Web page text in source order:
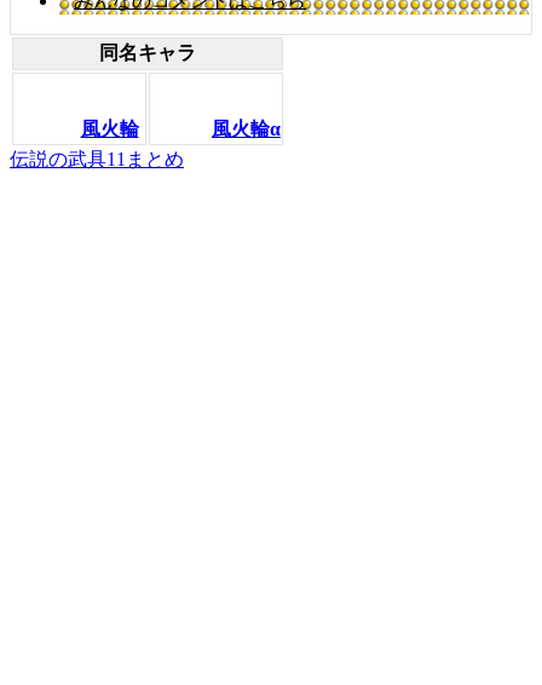
同名キャラ
風火輪
風火輪α
伝説の武具11まとめ